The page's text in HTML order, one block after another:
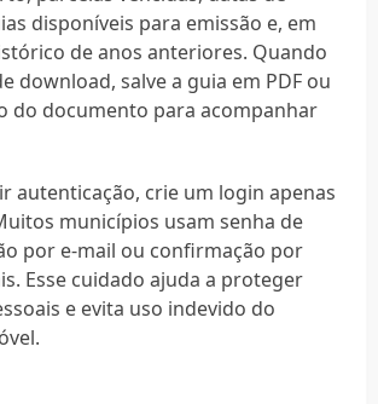
disponíveis para emissão e, em
de anos anteriores. Quando
download, salve a guia em PDF ou
do documento para acompanhar
autenticação, crie um login apenas
municípios usam senha de
por e-mail ou confirmação por
Esse cuidado ajuda a proteger
e evita uso indevido do